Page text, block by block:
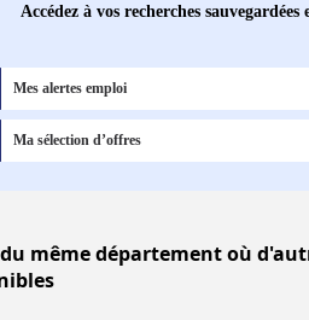
Accédez à vos recherches
Mes alertes emploi
Ma sélection d’offres
du même département où